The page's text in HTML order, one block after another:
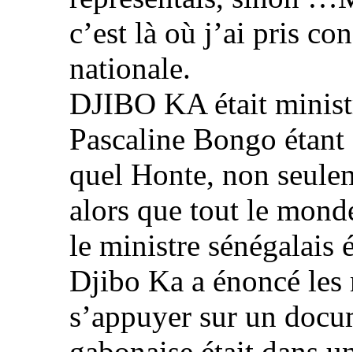
c’est là où j’ai pris
nationale.
DJIBO KA était
Pascaline Bongo
quel Honte, non
alors que tout le
le ministre
Djibo Ka a énoncé les
s’appuyer sur un